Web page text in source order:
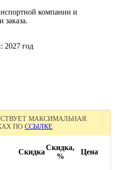
компании и
заказа.
2027 год
МАКСИМАЛЬНАЯ.
ПО ССЫЛКЕ
Скидка
Скидка,
%
Цена